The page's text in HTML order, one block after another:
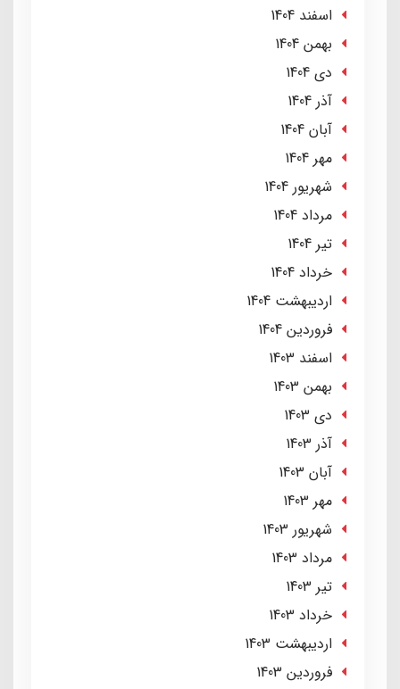
اسفند 1404
بهمن 1404
دی 1404
آذر 1404
آبان 1404
مهر 1404
شهریور 1404
مرداد 1404
تير 1404
خرداد 1404
ارديبهشت 1404
فروردین 1404
اسفند 1403
بهمن 1403
دی 1403
آذر 1403
آبان 1403
مهر 1403
شهریور 1403
مرداد 1403
تير 1403
خرداد 1403
ارديبهشت 1403
فروردین 1403